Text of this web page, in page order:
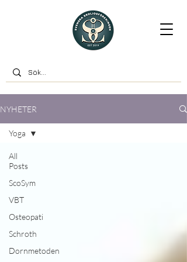
NYHETER
All
Posts
ScoSym
VBT
Osteopati
Schroth
Dornmetoden
Yoga